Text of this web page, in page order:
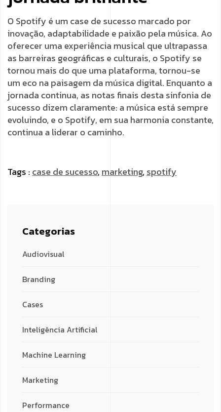
O Spotify é um case de sucesso marcado por
inovação, adaptabilidade e paixão pela música. Ao
oferecer uma experiência musical que ultrapassa
as barreiras geográficas e culturais, o Spotify se
tornou mais do que uma plataforma, tornou-se
um eco na paisagem da música digital. Enquanto a
jornada continua, as notas finais desta sinfonia de
sucesso dizem claramente: a música está sempre
evoluindo, e o Spotify, em sua harmonia constante,
continua a liderar o caminho.
Tags : case de sucesso, marketing, spotify
Categorias
Audiovisual
Branding
Cases
Inteligência Artificial
Machine Learning
Marketing
Performance